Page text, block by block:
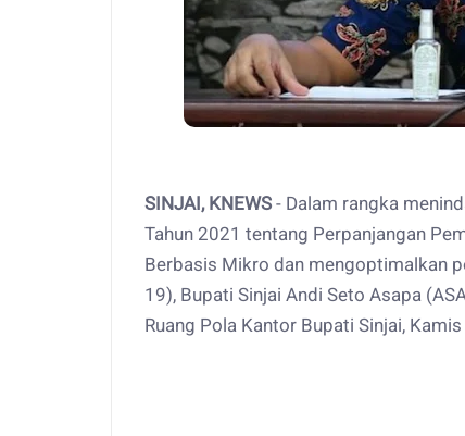
SINJAI, KNEWS - Dalam rangka
Tahun 2021 tentang Perpanjangan
Berbasis Mikro dan mengoptimalkan
19), Bupati Sinjai Andi Seto Asapa
Ruang Pola Kantor Bupati Sinjai,